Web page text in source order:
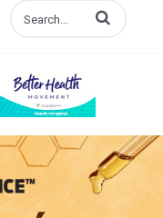
Enter terms to